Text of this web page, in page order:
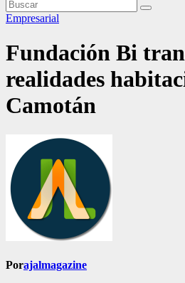
Empresarial
Fundación Bi
realidades
Camotán
Porajalmagazine